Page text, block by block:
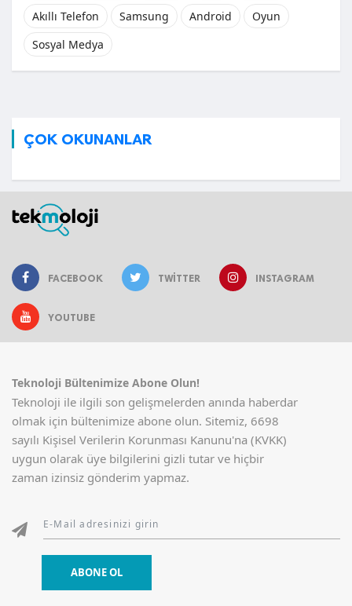
Akıllı Telefon
Samsung Android
Oyun
Sosyal Medya
ÇOK OKUNANLAR
FACEBOOK TWITTER INSTAGRAM
YOUTUBE
Teknoloji Bültenimize Abone Olun!
Teknoloji ile ilgili son gelişmelerden anında haberdar
olmak için bültenimize abone olun. Sitemiz, 6698
sayılı Kişisel Verilerin Korunması Kanunu'na (KVKK)
uygun olarak üye bilgilerini gizli tutar ve hiçbir
zaman izinsiz gönderim yapmaz.
ABONE OL